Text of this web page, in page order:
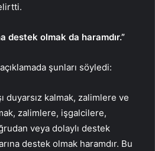
destek olmak da haramdır.”
şunları söyledi:
duyarsız kalmak, zalimlere ve
zalimlere, işgalcilere,
veya dolaylı destek
destek olmak haramdır. Bu